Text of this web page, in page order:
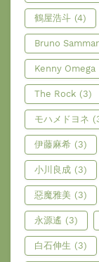
鶴屋浩斗 (4)
Bruno
Kenny Omega
The Rock (3)
モハメドヨネ
伊藤麻希 (3)
小川良成 (3)
惡魔雅美 (3)
永源遙 (3)
白石伸生 (3)